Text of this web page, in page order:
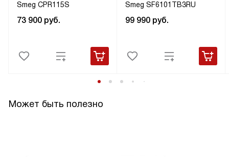
Smeg CPR115S
73 900 руб.
Smeg SF6101TB3RU
99 990 руб.
Может быть полезно